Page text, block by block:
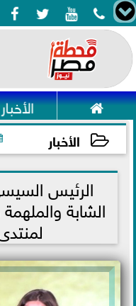
   
 الأخبار
الأخبار
2022-01-13 23:51:57الرئيس
الشابة